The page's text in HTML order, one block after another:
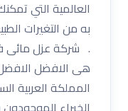
العالمية التي
به من التغيرات
. شركة عزل مائى
هى الافضل
المملكة العربية